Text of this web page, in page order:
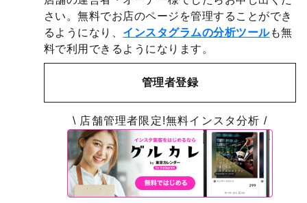
さい。無料でお店のページを管理することができ
るようになり、 インスタグラムの分析ツールも無
料で利用できるようになります。
管理者登録
\ 店舗管理者限定!無料インスタ分析 /